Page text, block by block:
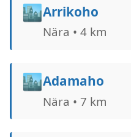
🏙️Arrikoho
Nära • 4 km
🏙️Adamaho
Nära • 7 km